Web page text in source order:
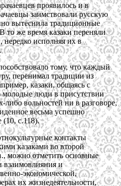
проявилось и в
заимствовали русскую
вытеснила традиционные
же время казаки переняли
нередко исполняя их в
тому, что каждый
перенимал традиции из
казаки, общаясь с
молодые люди в присутствии
либо вольностей ни в разговоре,
весьма успешно
(10, с.118).
контакты
казаками во второй
можно отметить основные
взаимовлияния и
экономической,
их жизнедеятельности,